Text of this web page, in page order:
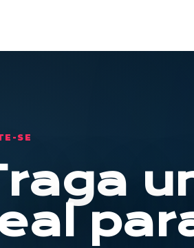
SE